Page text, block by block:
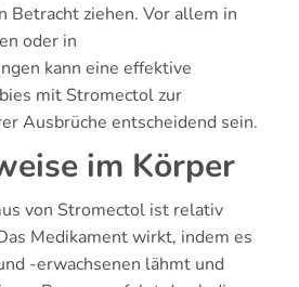
Betracht ziehen. Vor allem in
oder in
kann eine effektive
mit Stromectol zur
Ausbrüche entscheidend sein.
im Körper
von Stromectol ist relativ
Medikament wirkt, indem es
-erwachsenen lähmt und